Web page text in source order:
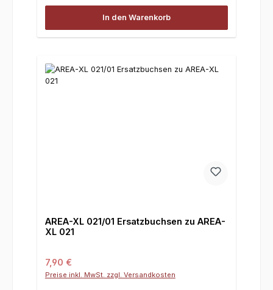
In den Warenkorb
AREA-XL 021/01 Ersatzbuchsen zu AREA-
XL 021
Regulärer Preis:
7,90 €
Preise inkl. MwSt. zzgl. Versandkosten